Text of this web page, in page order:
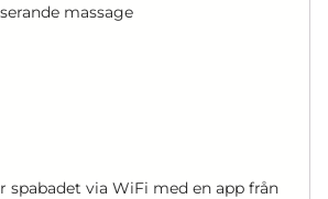
massage
spabadet via WiFi med en app från